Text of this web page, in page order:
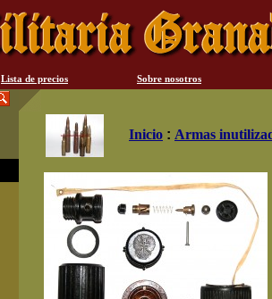
Lista de precios
Sobre nosotros
Inicio : Armas